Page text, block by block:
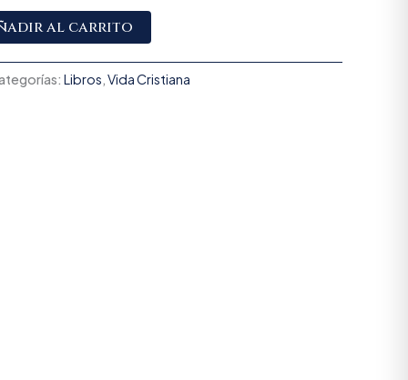
al carrito
Libros,Vida Cristiana